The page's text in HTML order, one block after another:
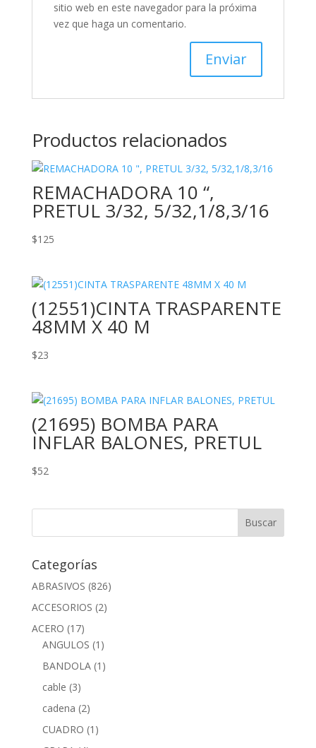
sitio web en este navegador para la próxima
vez que haga un comentario.
Productos relacionados
REMACHADORA 10 “,
PRETUL 3/32, 5/32,1/8,3/16
$125
(12551)CINTA TRASPARENTE
48MM X 40 M
$23
(21695) BOMBA PARA
INFLAR BALONES, PRETUL
$52
Categorías
ABRASIVOS (826)
ACCESORIOS (2)
ACERO (17)
ANGULOS (1)
BANDOLA (1)
cable (3)
cadena (2)
CUADRO (1)